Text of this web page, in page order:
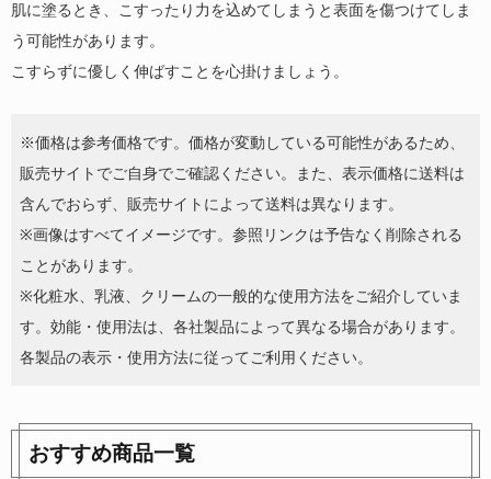
肌に塗るとき、こすったり力を込めてしまうと表面を傷つけてしま
う可能性があります。
こすらずに優しく伸ばすことを心掛けましょう。
※価格は参考価格です。価格が変動している可能性があるため、
販売サイトでご自身でご確認ください。また、表示価格に送料は
含んでおらず、販売サイトによって送料は異なります。
※画像はすべてイメージです。参照リンクは予告なく削除される
ことがあります。
※化粧水、乳液、クリームの一般的な使用方法をご紹介していま
す。効能・使用法は、各社製品によって異なる場合があります。
各製品の表示・使用方法に従ってご利用ください。
おすすめ商品一覧